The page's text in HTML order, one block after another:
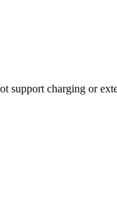
support charging or